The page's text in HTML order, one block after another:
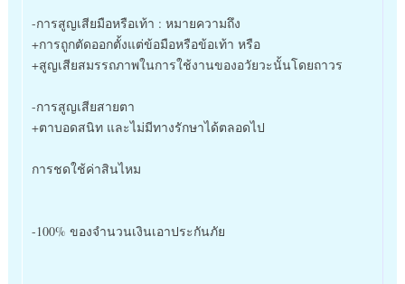
-การสูญเสียมือหรือเท้า : หมายความถึง
+การถูกตัดออกตั้งแต่ข้อมือหรือข้อเท้า หรือ
+สูญเสียสมรรถภาพในการใช้งานของอวัยวะนั้นโดยถาวร
-การสูญเสียสายตา
+ตาบอดสนิท และไม่มีทางรักษาได้ตลอดไป
การชดใช้ค่าสินไหม
-100% ของจำนวนเงินเอาประกันภัย